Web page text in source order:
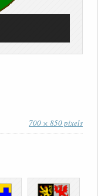
700 × 850 pixels